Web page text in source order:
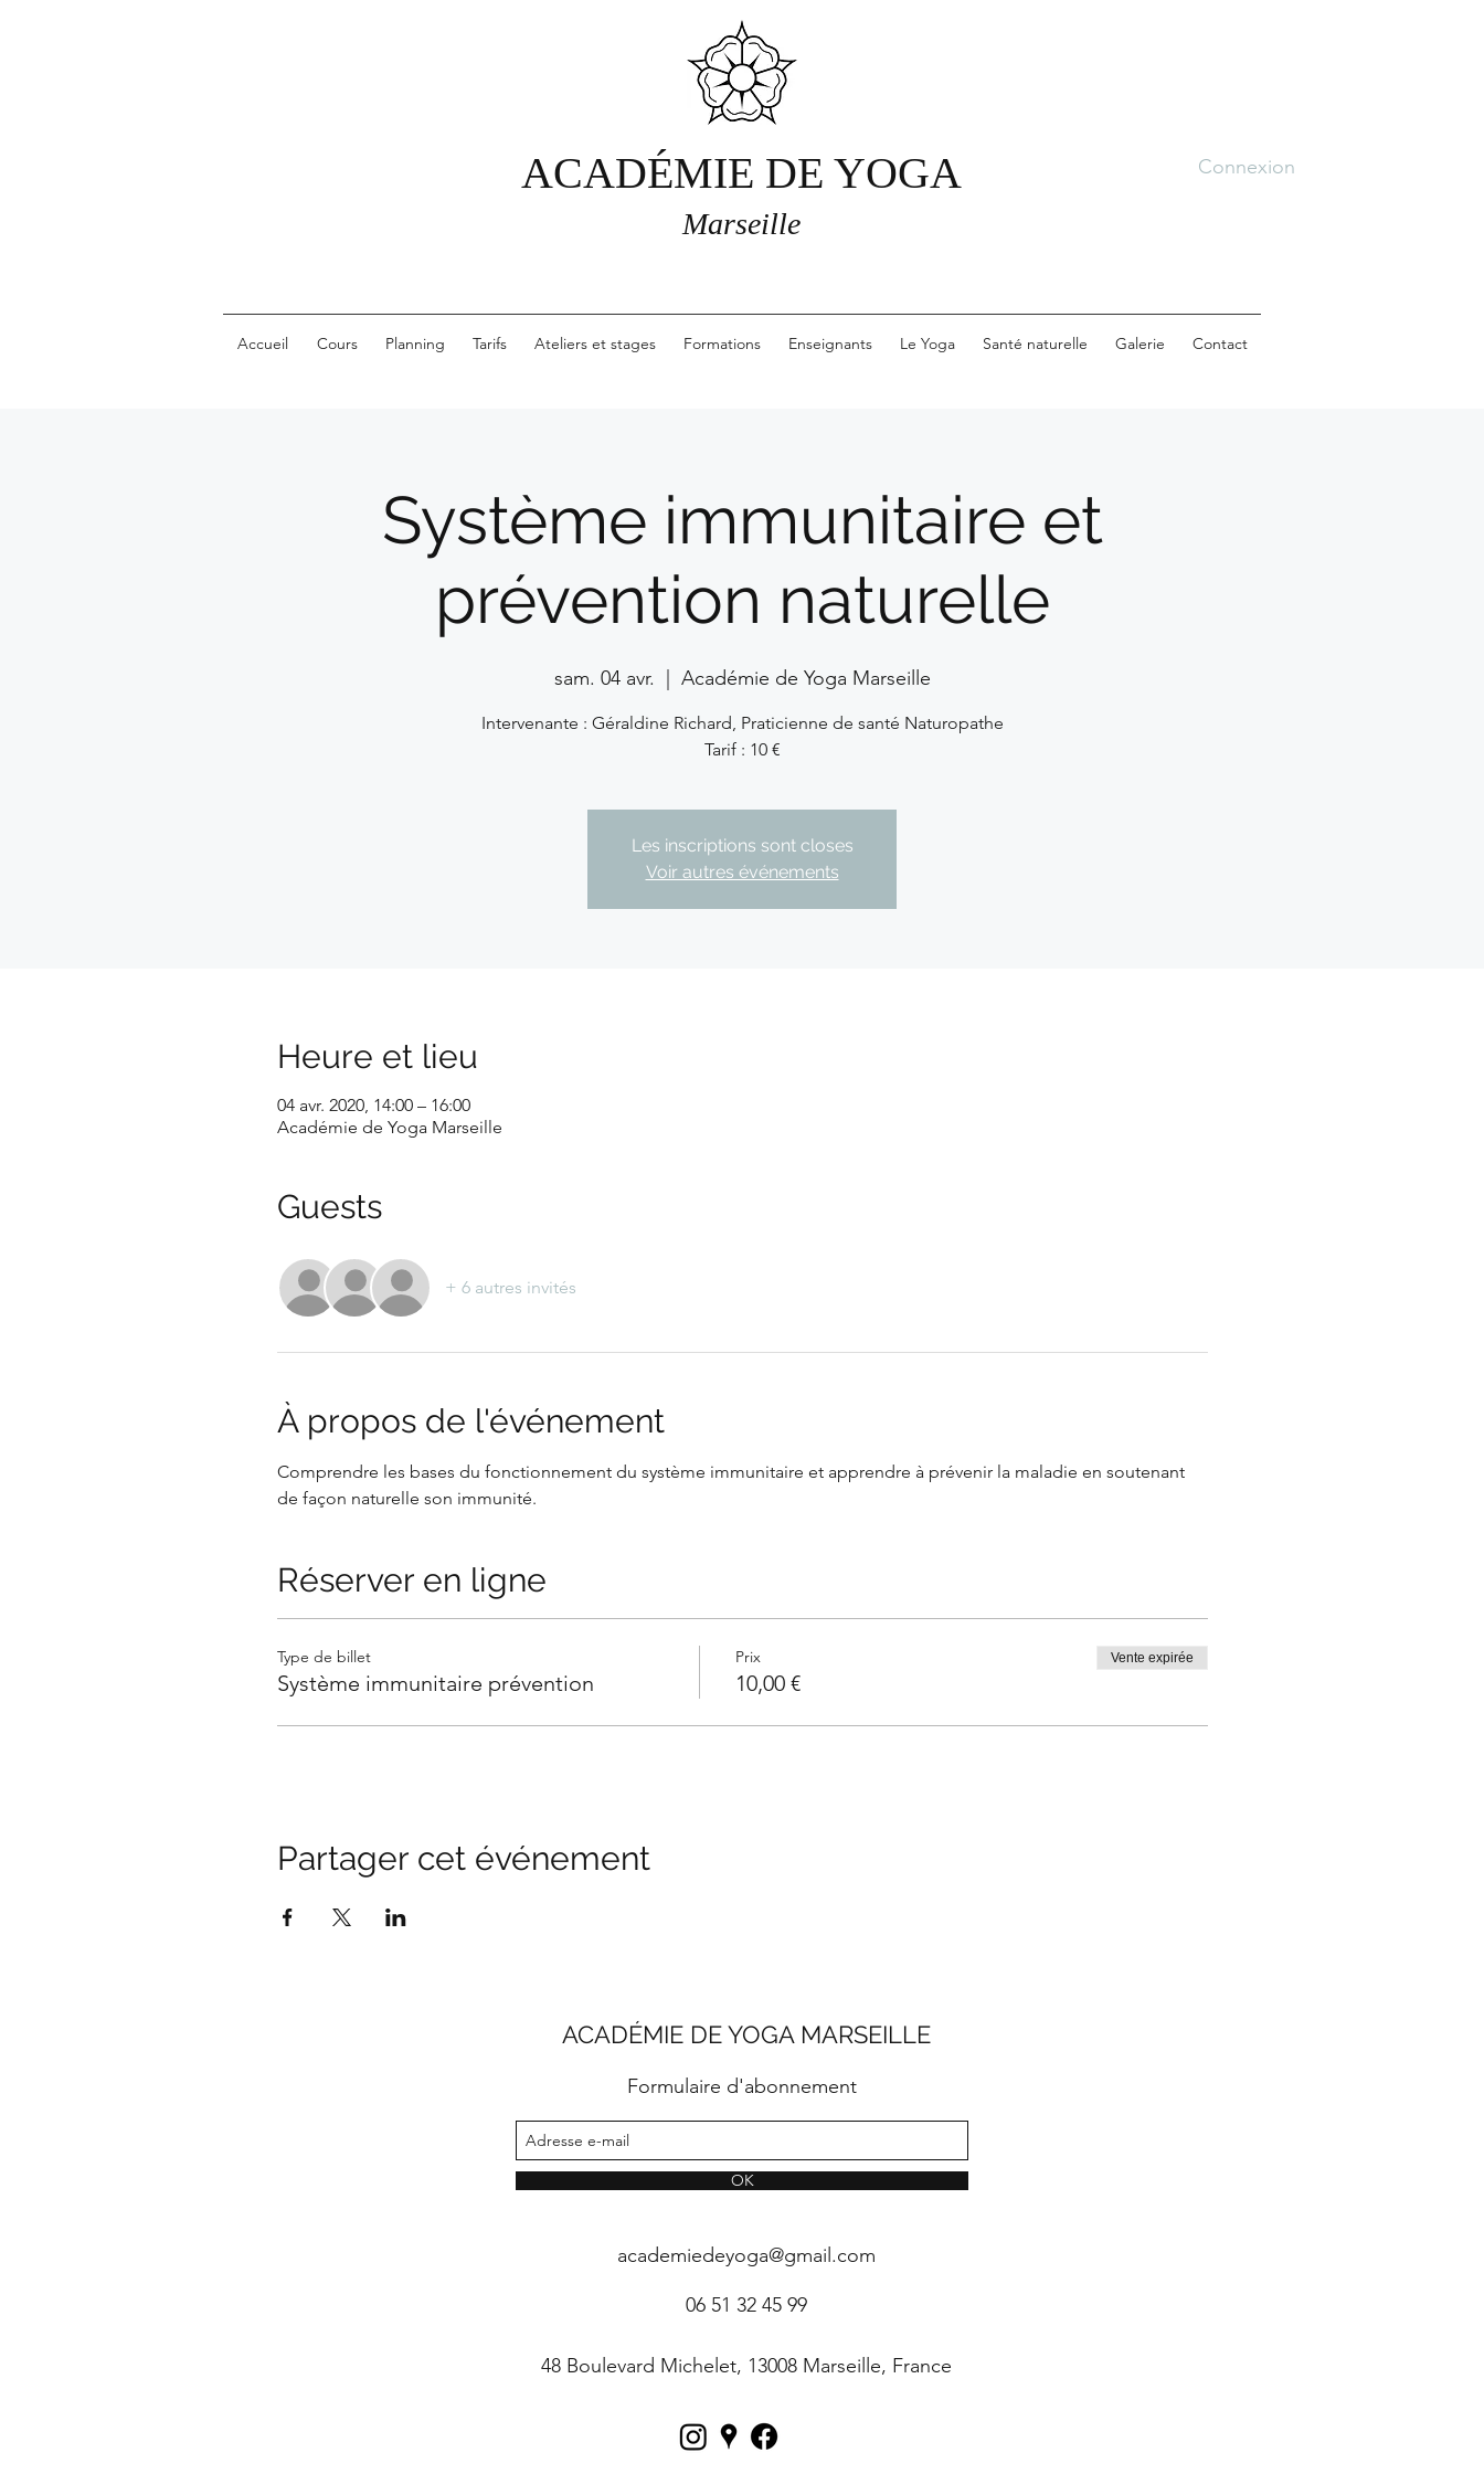
ACADÉMIE DE YOGA
Marseille
Connexion
Accueil Cours Planning Tarifs Ateliers et stages Formations Enseignants Le Yoga Santé naturelle Galerie Contact
Système immunitaire et
prévention naturelle
sam. 04 avr. Académie de Yoga Marseille
Intervenante : Géraldine Richard, Praticienne de santé Naturopathe
Tarif : 10 €
Les inscriptions sont closes
Voir autres événements
Heure et lieu
04 avr. 2020, 14:00 – 16:00
Académie de Yoga Marseille
Guests
+ 6 autres invités
À propos de l'événement
Comprendre les bases du fonctionnement du système immunitaire et apprendre à prévenir la maladie en soutenant
de façon naturelle son immunité.
Réserver en ligne
Type de billet
Système immunitaire prévention
Prix
10,00 €
Vente expirée
Partager cet événement
ACADÉMIE DE YOGA MARSEILLE
Formulaire d'abonnement
OK
academiedeyoga@gmail.com
06 51 32 45 99
48 Boulevard Michelet, 13008 Marseille, France